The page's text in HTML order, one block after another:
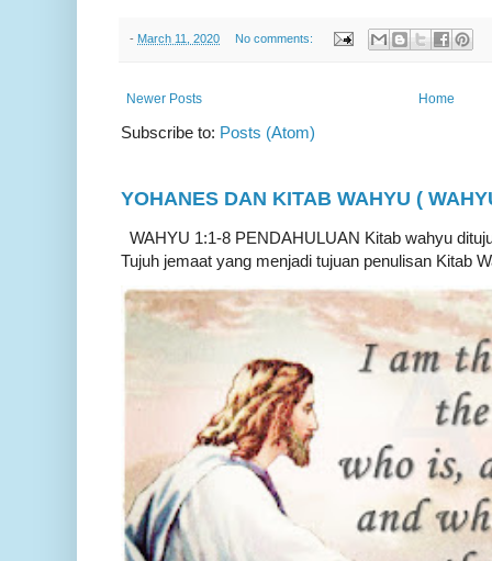
- March 11, 2020 No comments:
Newer Posts Home
Subscribe to: Posts (Atom)
YOHANES DAN KITAB WAHYU (
WAHYU 1:1-8 PENDAHULUAN Kitab wahyu
Tujuh jemaat yang menjadi tujuan penulisan Kitab